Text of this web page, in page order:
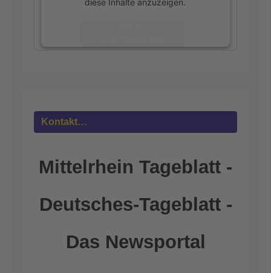
Kontakt…
Mittelrhein Tageblatt -
Deutsches-Tageblatt -
Das Newsportal